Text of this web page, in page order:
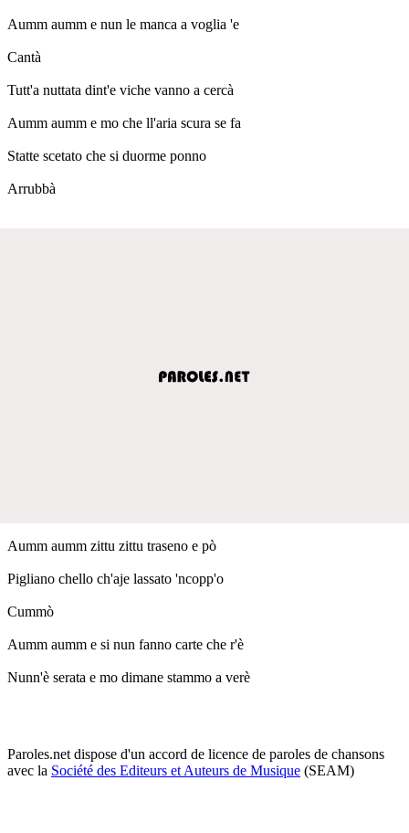
Aumm aumm e nun le manca a voglia 'e
Cantà
Tutt'a nuttata dint'e viche vanno a cercà
Aumm aumm e mo che ll'aria scura se fa
Statte scetato che si duorme ponno
Arrubbà
Aumm aumm zittu zittu traseno e pò
Pigliano chello ch'aje lassato 'ncopp'o
Cummò
Aumm aumm e si nun fanno carte che r'è
Nunn'è serata e mo dimane stammo a verè
Paroles.net dispose d'un accord de licence de paroles de chansons
avec la Société des Editeurs et Auteurs de Musique (SEAM)